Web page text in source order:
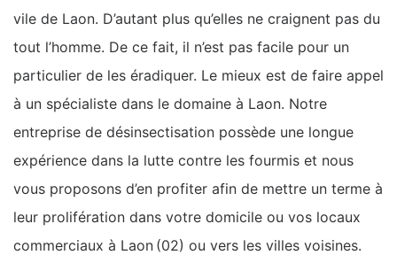
vile de Laon. D’autant plus qu’elles ne craignent pas du
tout l’homme. De ce fait, il n’est pas facile pour un
particulier de les éradiquer. Le mieux est de faire appel
à un spécialiste dans le domaine à Laon. Notre
entreprise de désinsectisation possède une longue
expérience dans la lutte contre les fourmis et nous
vous proposons d’en profiter afin de mettre un terme à
leur prolifération dans votre domicile ou vos locaux
commerciaux à Laon (02) ou vers les villes voisines.